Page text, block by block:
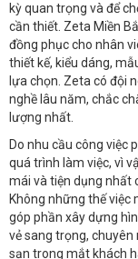
kỳ quan trọng và để
cần thiết. Zeta Miền
đồng phục cho nhân
thiết kế, kiểu dáng,
lựa chọn. Zeta có đội
nghề lâu năm, chắc
lượng nhất.
Do nhu cầu công việc
quá trình làm việc, vì
mái và tiện dụng nhất
Không những thế việc
góp phần xây dựng
vẻ sang trọng,
sạn trong mắt khách